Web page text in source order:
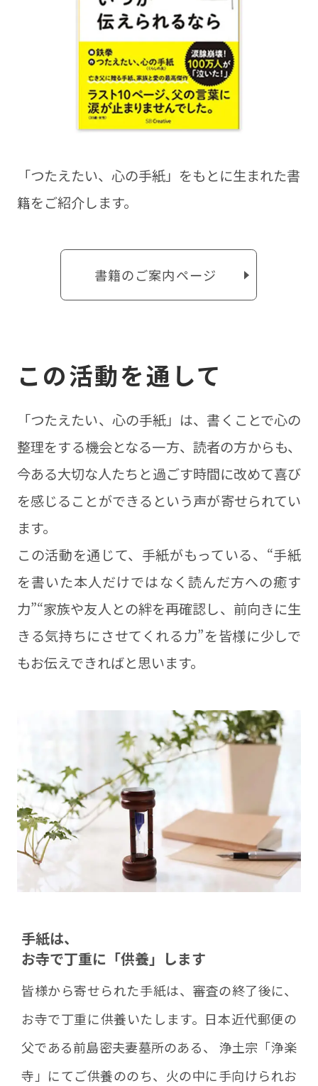
「つたえたい、⼼の⼿紙」をもとに⽣まれた書
籍をご紹介します。
書籍のご案内ページ
この活動を通して
「つたえたい、心の手紙」は、書くことで心の
整理をする機会となる一方、読者の方からも、
今ある大切な人たちと過ごす時間に改めて喜び
を感じることができるという声が寄せられてい
ます。
この活動を通じて、手紙がもっている、“手紙
を書いた本人だけではなく読んだ方への癒す
力”“家族や友人との絆を再確認し、前向きに生
きる気持ちにさせてくれる力”を皆様に少しで
もお伝えできればと思います。
⼿紙は、
お寺で丁重に「供養」します
皆様から寄せられた手紙は、審査の終了後に、
お寺で丁重に供養いたします。日本近代郵便の
父である前島密夫妻墓所のある、 浄土宗「浄楽
寺」にてご供養ののち、火の中に手向けられお